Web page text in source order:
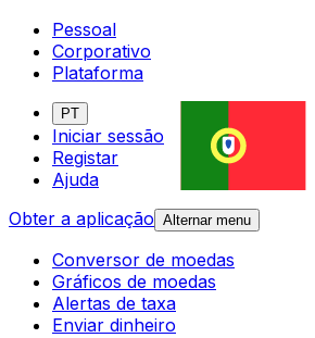
Pessoal
Corporativo
Plataforma
PT
Iniciar sessão
Registar
Ajuda
Obter a aplicação Alternar menu
Conversor de moedas
Gráficos de moedas
Alertas de taxa
Enviar dinheiro